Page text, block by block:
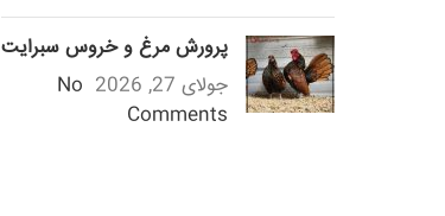
پرورش مرغ و خروس سبرایت
جولای 27, 2026
No
Comments